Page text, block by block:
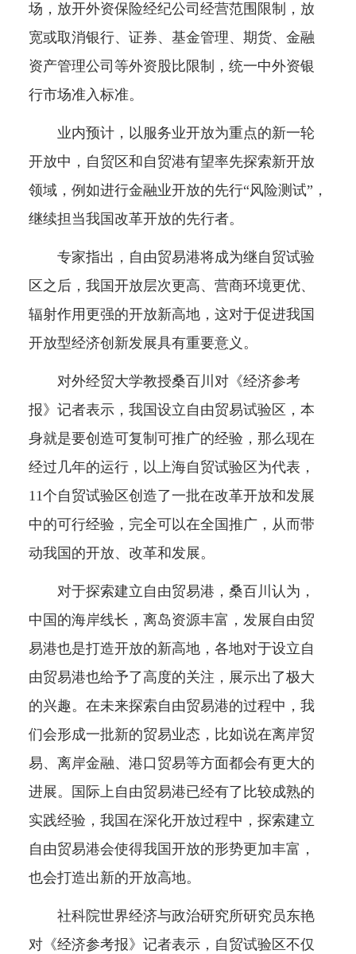
场，放开外资保险经纪公司经营范围限制，放
宽或取消银行、证券、基金管理、期货、金融
资产管理公司等外资股比限制，统一中外资银
行市场准入标准。
业内预计，以服务业开放为重点的新一轮
开放中，自贸区和自贸港有望率先探索新开放
领域，例如进行金融业开放的先行“风险测试”，
继续担当我国改革开放的先行者。
专家指出，自由贸易港将成为继自贸试验
区之后，我国开放层次更高、营商环境更优、
辐射作用更强的开放新高地，这对于促进我国
开放型经济创新发展具有重要意义。
对外经贸大学教授桑百川对《经济参考
报》记者表示，我国设立自由贸易试验区，本
身就是要创造可复制可推广的经验，那么现在
经过几年的运行，以上海自贸试验区为代表，
11个自贸试验区创造了一批在改革开放和发展
中的可行经验，完全可以在全国推广，从而带
动我国的开放、改革和发展。
对于探索建立自由贸易港，桑百川认为，
中国的海岸线长，离岛资源丰富，发展自由贸
易港也是打造开放的新高地，各地对于设立自
由贸易港也给予了高度的关注，展示出了极大
的兴趣。在未来探索自由贸易港的过程中，我
们会形成一批新的贸易业态，比如说在离岸贸
易、离岸金融、港口贸易等方面都会有更大的
进展。国际上自由贸易港已经有了比较成熟的
实践经验，我国在深化开放过程中，探索建立
自由贸易港会使得我国开放的形势更加丰富，
也会打造出新的开放高地。
社科院世界经济与政治研究所研究员东艳
对《经济参考报》记者表示，自贸试验区不仅